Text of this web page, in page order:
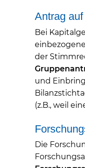
Antrag
Bei
der
und
(z.B., weil
Die